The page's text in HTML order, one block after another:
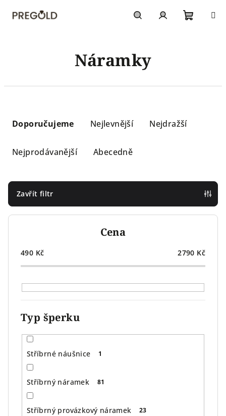
Náramky
a
e
í
r
d
k
ů
Doporučujeme Nejlevnější Nejdražší
Nejprodávanější Abecedně
Zavřít filtr
Cena
490 Kč 2790 Kč
Typ šperku
Stříbrné náušnice 1
Stříbrný náramek 81
Stříbrný provázkový náramek 23